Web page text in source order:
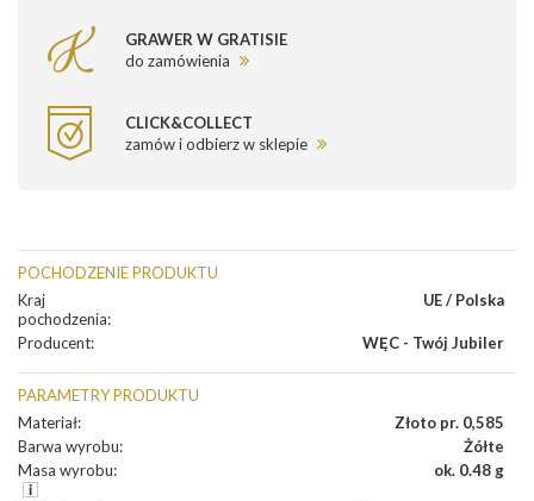
GRAWER W GRATISIE
do zamówienia
CLICK&COLLECT
zamów i odbierz w sklepie
POCHODZENIE PRODUKTU
Kraj
pochodzenia:
UE / Polska
Producent: WĘC - Twój Jubiler
PARAMETRY PRODUKTU
Materiał:
Złoto pr. 0,585
Barwa wyrobu:
Żółte
Masa wyrobu: ok. 0.48 g